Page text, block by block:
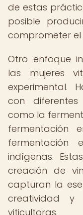
de estas
posible
comprometer
Otro enfoque
las mujeres
experimental.
con
como la
fermentación
indígenas.
creación de
capturan la
creatividad y
viticultoras.